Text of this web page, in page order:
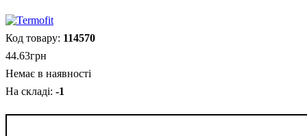
114570
44.63грн
Немає в наявності
-1